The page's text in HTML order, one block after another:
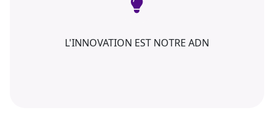
L'INNOVATION EST NOTRE ADN